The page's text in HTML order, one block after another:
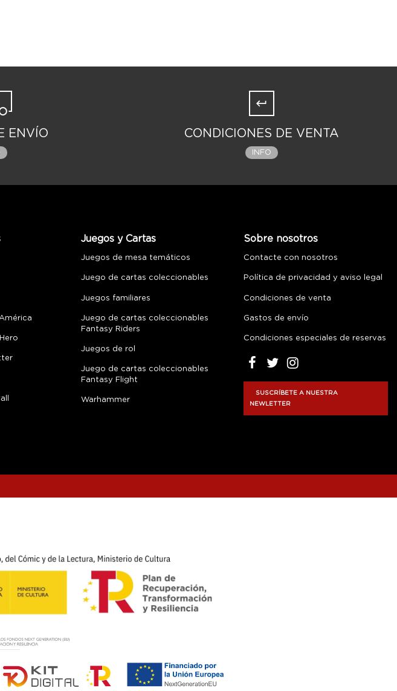
ENVÍO CONDICIONES DE VENTA
INFO
Juegos y Cartas
Juegos de mesa temáticos
Juego de cartas coleccionables
Juegos familiares
Juego de cartas coleccionables
Fantasy Riders
Juegos de rol
Juego de cartas coleccionables
Fantasy Flight
Warhammer
Sobre nosotros
Contacte con nosotros
Política de privacidad y aviso legal
Condiciones de venta
Gastos de envío
Condiciones especiales de reservas
SUSCRÍBETE A NUESTRA
NEWLETTER